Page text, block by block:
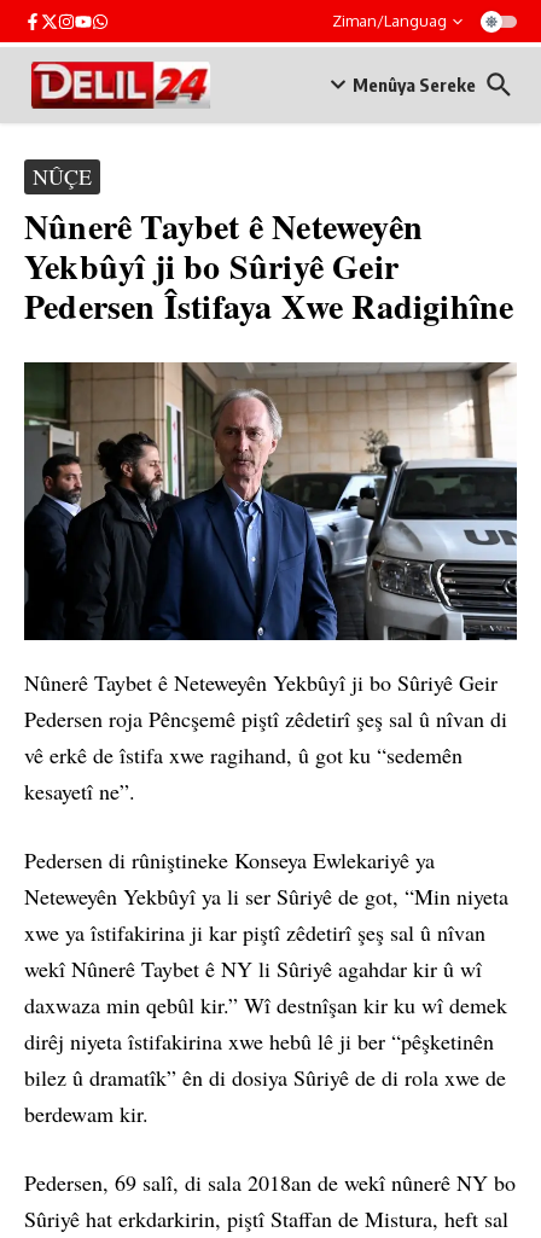
Skip to content Ziman/Languag
Menûya Sereke
NÛÇE
Nûnerê Taybet ê Neteweyên
Yekbûyî ji bo Sûriyê Geir
Pedersen Îstifaya Xwe Radigihîne
Nûnerê Taybet ê Neteweyên Yekbûyî ji bo Sûriyê Geir
Pedersen roja Pêncşemê piştî zêdetirî şeş sal û nîvan di
vê erkê de îstifa xwe ragihand, û got ku “sedemên
kesayetî ne”.
Pedersen di rûniştineke Konseya Ewlekariyê ya
Neteweyên Yekbûyî ya li ser Sûriyê de got, “Min niyeta
xwe ya îstifakirina ji kar piştî zêdetirî şeş sal û nîvan
wekî Nûnerê Taybet ê NY li Sûriyê agahdar kir û wî
daxwaza min qebûl kir.” Wî destnîşan kir ku wî demek
dirêj niyeta îstifakirina xwe hebû lê ji ber “pêşketinên
bilez û dramatîk” ên di dosiya Sûriyê de di rola xwe de
berdewam kir.
Pedersen, 69 salî, di sala 2018an de wekî nûnerê NY bo
Sûriyê hat erkdarkirin, piştî Staffan de Mistura, heft sal